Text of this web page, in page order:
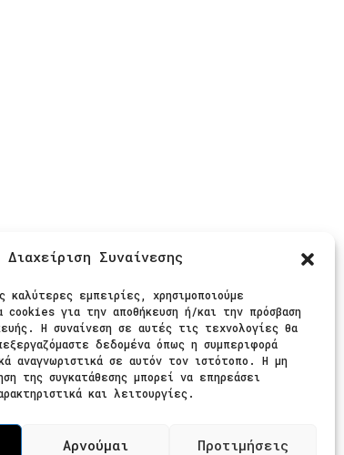
Διαχείριση Συναίνεσης
καλύτερες εμπειρίες, χρησιμοποιούμε
cookies για την αποθήκευση ή/και την πρόσβαση
Η συναίνεση σε αυτές τις τεχνολογίες θα
δεδομένα όπως η συμπεριφορά
αναγνωριστικά σε αυτόν τον ιστότοπο. Η μη
της συγκατάθεσης μπορεί να επηρεάσει
και λειτουργίες.
Αρνούμαι Προτιμήσεις